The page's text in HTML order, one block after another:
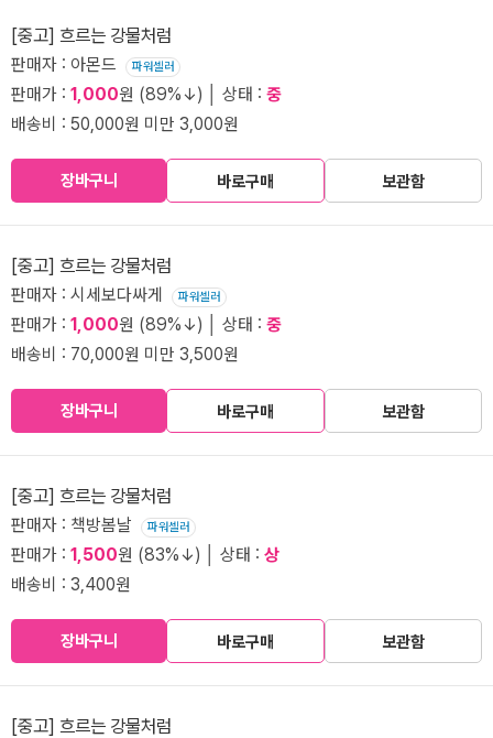
[중고] 흐르는 강물처럼
판매자 : 아몬드 파워셀러
판매가 : 1,000원 (89%↓) │ 상태 : 중
배송비 : 50,000원 미만 3,000원
장바구니 바로구매 보관함
[중고] 흐르는 강물처럼
판매자 : 시세보다싸게 파워셀러
판매가 : 1,000원 (89%↓) │ 상태 : 중
배송비 : 70,000원 미만 3,500원
장바구니 바로구매 보관함
[중고] 흐르는 강물처럼
판매자 : 책방봄날 파워셀러
판매가 : 1,500원 (83%↓) │ 상태 : 상
배송비 : 3,400원
장바구니 바로구매 보관함
[중고] 흐르는 강물처럼